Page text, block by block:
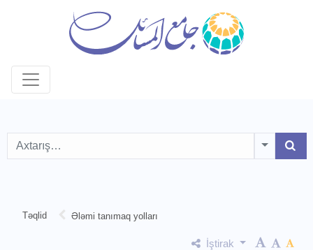
Toggle
Təqlid Ələmi tanımaq yolları
İştirak